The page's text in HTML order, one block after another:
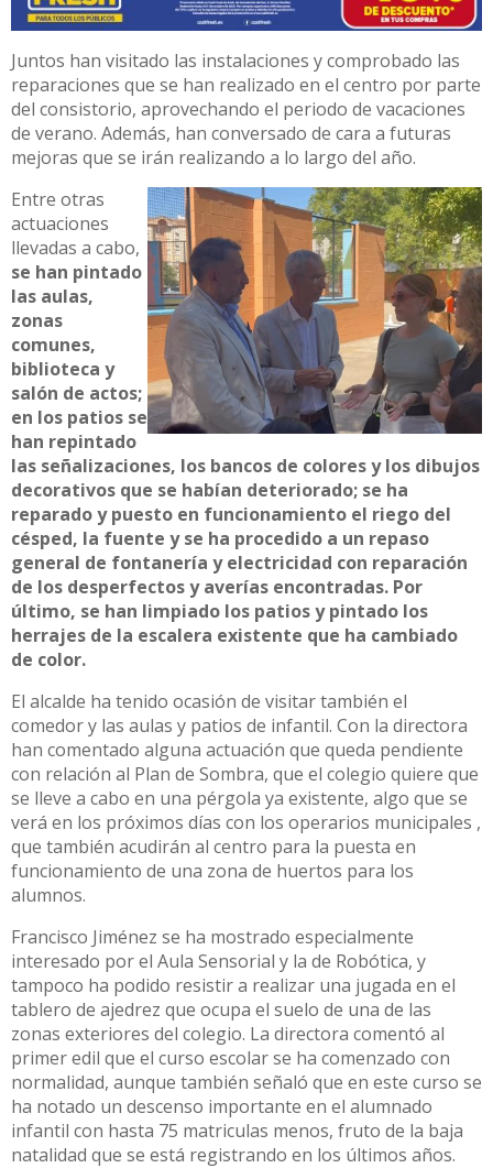
Juntos han visitado las instalaciones y comprobado las
reparaciones que se han realizado en el centro por parte
del consistorio, aprovechando el periodo de vacaciones
de verano. Además, han conversado de cara a futuras
mejoras que se irán realizando a lo largo del año.
Entre otras
actuaciones
llevadas a cabo,
se han pintado
las aulas,
zonas
comunes,
biblioteca y
salón de actos;
en los patios se
han repintado
las señalizaciones, los bancos de colores y los dibujos
decorativos que se habían deteriorado; se ha
reparado y puesto en funcionamiento el riego del
césped, la fuente y se ha procedido a un repaso
general de fontanería y electricidad con reparación
de los desperfectos y averías encontradas. Por
último, se han limpiado los patios y pintado los
herrajes de la escalera existente que ha cambiado
de color.
El alcalde ha tenido ocasión de visitar también el
comedor y las aulas y patios de infantil. Con la directora
han comentado alguna actuación que queda pendiente
con relación al Plan de Sombra, que el colegio quiere que
se lleve a cabo en una pérgola ya existente, algo que se
verá en los próximos días con los operarios municipales ,
que también acudirán al centro para la puesta en
funcionamiento de una zona de huertos para los
alumnos.
Francisco Jiménez se ha mostrado especialmente
interesado por el Aula Sensorial y la de Robótica, y
tampoco ha podido resistir a realizar una jugada en el
tablero de ajedrez que ocupa el suelo de una de las
zonas exteriores del colegio. La directora comentó al
primer edil que el curso escolar se ha comenzado con
normalidad, aunque también señaló que en este curso se
ha notado un descenso importante en el alumnado
infantil con hasta 75 matriculas menos, fruto de la baja
natalidad que se está registrando en los últimos años.